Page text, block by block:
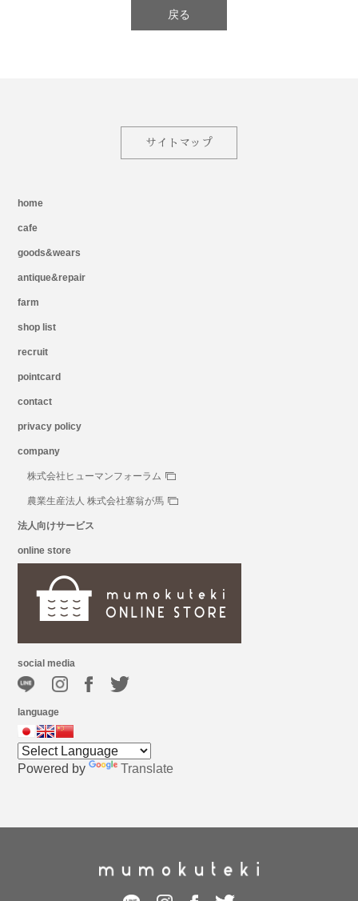
戻る
サイトマップ
home
cafe
goods&wears
antique&repair
farm
shop list
recruit
pointcard
contact
privacy policy
company
株式会社ヒューマンフォーラム
農業生産法人 株式会社塞翁が馬
法人向けサービス
online store
social media
language
Powered by Translate